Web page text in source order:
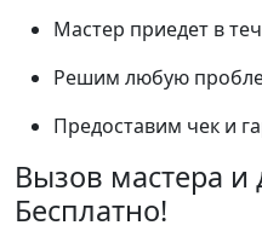
Мастер приедет в
Решим любую
Предоставим чек и
Вызов мастера и
Бесплатно!